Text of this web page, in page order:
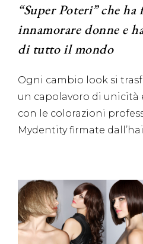
“Super Poteri” che ha
innamorare donne e
di tutto il mondo
Ogni cambio look si
un capolavoro di unicità
con le colorazioni
Mydentity firmate